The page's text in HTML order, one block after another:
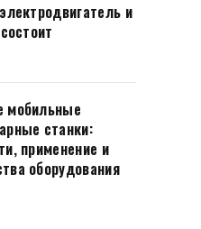
и
мобильные
станки:
применение и
оборудования